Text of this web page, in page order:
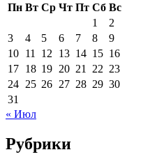
Пн Вт Ср Чт Пт Сб Вс
1
2
3
4 5 6 7 8
9
10 11 12 13 14 15 16
17 18 19 20 21 22 23
24 25 26 27 28 29 30
31
« Июл
Рубрики